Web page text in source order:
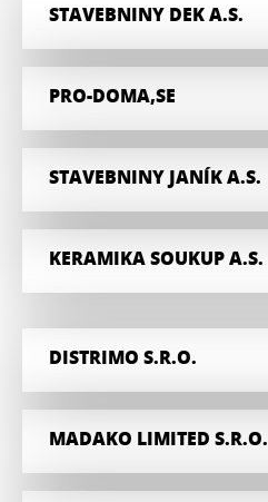
STAVEBNINY DEK A.S.
PRO-DOMA,SE
STAVEBNINY JANÍK A.S.
KERAMIKA SOUKUP A.S.
DISTRIMO S.R.O.
MADAKO LIMITED S.R.O.